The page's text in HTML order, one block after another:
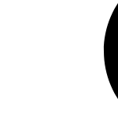
importância crescente,
seja sustentado por
A nova área reúne
da comunicação,
InnovPlantProtect,
organização e os